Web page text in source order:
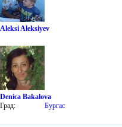
Aleksi Aleksiyev
Denica Bakalova
Град:
Бургас